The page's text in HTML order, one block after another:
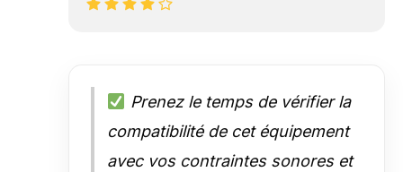
Prenez le temps de vérifier la
compatibilité de cet équipement
avec vos contraintes sonores et